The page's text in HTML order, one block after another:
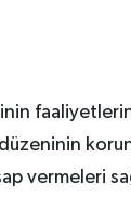
vermeleri